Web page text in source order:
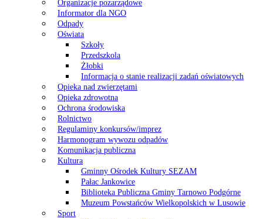
Organizacje pozarządowe
Informator dla NGO
Odpady
Oświata
Szkoły
Przedszkola
Żłobki
Informacja o stanie realizacji zadań oświatowych
Opieka nad zwierzętami
Opieka zdrowotna
Ochrona środowiska
Rolnictwo
Regulaminy konkursów/imprez
Harmonogram wywozu odpadów
Komunikacja publiczna
Kultura
Gminny Ośrodek Kultury SEZAM
Pałac Jankowice
Biblioteka Publiczna Gminy Tarnowo Podgórne
Muzeum Powstańców Wielkopolskich w Lusowie
Sport